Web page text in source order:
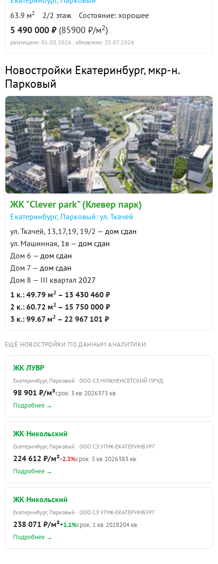
63.9 м2 2/2 этаж Состояние: хорошее
5 490 000 ₽ (85900 ₽/м2)
размещено: 01.03.2026 , обновлено: 25.07.2026
Новостройки Екатеринбург,мкр-н.
Парковый
ЖК "Clever park" (Клевер парк)
Екатеринбург, Парковый: ул. Ткачей
ул. Ткачей, 13,17,19, 19/2 — дом сдан
ул. Машинная, 1в — дом сдан
Дом 6 — дом сдан
Дом 7 — дом сдан
Дом 8 — III квартал 2027
1 к.: 49.79 м2 – 13 430 460 ₽
2 к.: 60.72 м2 – 15 750 000 ₽
3 к.: 99.67 м2 – 22 967 101 ₽
ЕЩЁ НОВОСТРОЙКИ ПО ДАННЫМ АНАЛИТИКИ
ЖК ЛУВР
Екатеринбург, Парковый · ООО СЗ НИЖНЕИСЕТСКИЙ ПРУД
98 901 ₽/м²срок: 3 кв. 2026373 кв.
Подробнее →
ЖК Никольский
Екатеринбург, Парковый · ООО СЗ УГМК-ЕКАТЕРИНБУРГ
224 612 ₽/м²-2.3%срок: 3 кв. 2026383 кв.
Подробнее →
ЖК Никольский
Екатеринбург, Парковый · ООО СЗ УГМК-ЕКАТЕРИНБУРГ
238 071 ₽/м²+1.1%срок: 1 кв. 2028204 кв.
Подробнее →